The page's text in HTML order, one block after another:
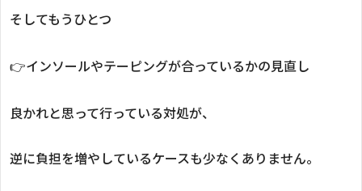
そしてもうひとつ
👉インソールやテーピングが合っているかの見直し
良かれと思って行っている対処が、
逆に負担を増やしているケースも少なくありません。